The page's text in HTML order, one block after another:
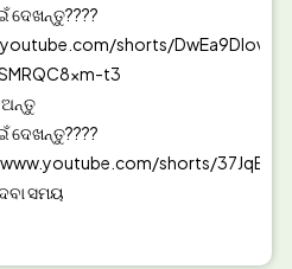
ଦେଖନ୍ତୁ????
shorts/DwEa9Dlov7o?
t3
ଦେଖନ୍ତୁ????
shorts/
ସମୟ